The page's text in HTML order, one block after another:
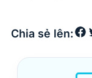
Chia sẻ lên: